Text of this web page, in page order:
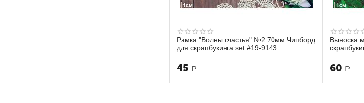
Рамка "Волны счастья" №2 70мм Чипборд
для скрапбукинга set #19-9143
45 Р
Выноска
60 Р